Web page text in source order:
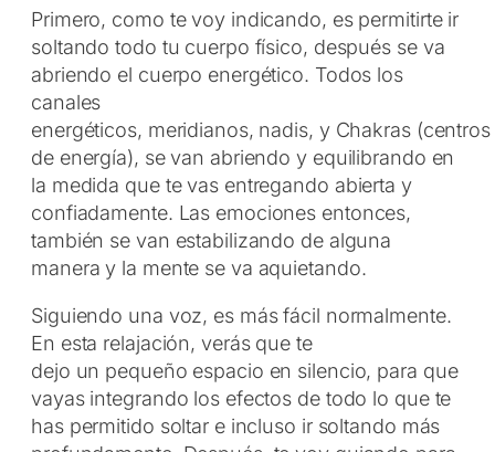
Primero, como te voy indicando, es permitirte ir
soltando todo tu cuerpo físico, después se va
abriendo el cuerpo energético. Todos los
canales
energéticos, meridianos, nadis, y Chakras (centros
de energía), se van abriendo y equilibrando en
la medida que te vas entregando abierta y
confiadamente. Las emociones entonces,
también se van estabilizando de alguna
manera y la mente se va aquietando.
Siguiendo una voz, es más fácil normalmente.
En esta relajación, verás que te
dejo un pequeño espacio en silencio, para que
vayas integrando los efectos de todo lo que te
has permitido soltar e incluso ir soltando más